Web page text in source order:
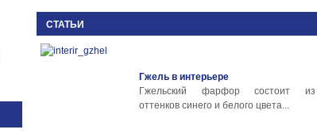
СТАТЬИ
Гжель в интерьере
Гжельский фарфор состоит из
оттенков синего и белого цвета...